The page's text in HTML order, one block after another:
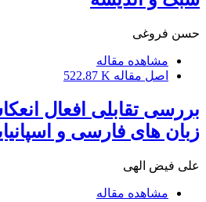
حسن فروغی
مشاهده مقاله
اصل مقاله 522.87 K
بررسی تقابلی افعال
زبان های فارسی و
علی فیض الهی
مشاهده مقاله